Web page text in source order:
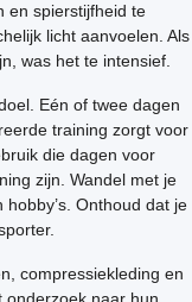
en spierstijfheid te
licht aanvoelen. Als
was het te intensief.
Eén of twee dagen
training zorgt voor
die dagen voor
zijn. Wandel met je
Onthoud dat je
compressiekleding en